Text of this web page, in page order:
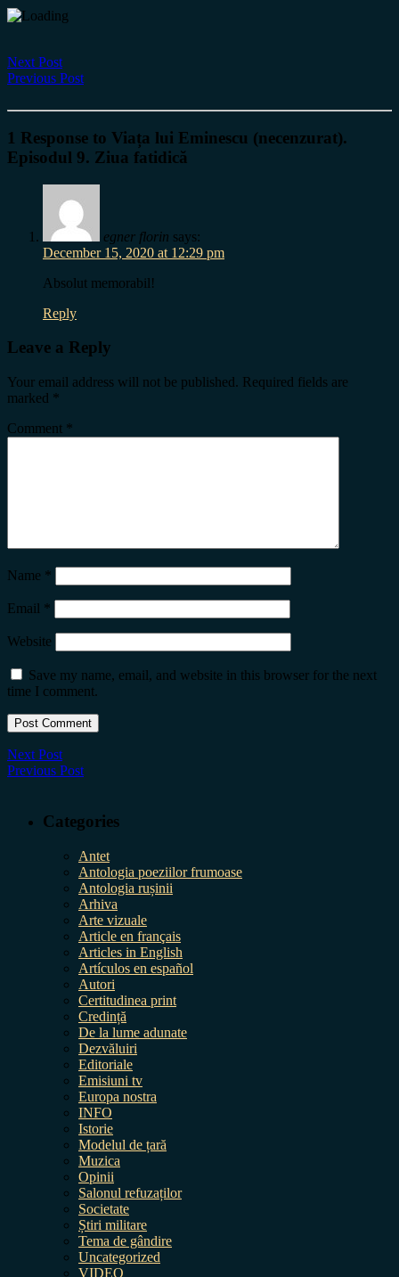
Next Post
Previous Post
1 Response to Viața lui Eminescu (necenzurat).
Episodul 9. Ziua fatidică
egner florin says:
December 15, 2020 at 12:29 pm
Absolut memorabil!
Reply
Leave a Reply
Your email address will not be published. Required fields are
marked *
Comment *
Name *
Email *
Website
Save my name, email, and website in this browser for the next
time I comment.
Next Post
Previous Post
Categories
Antet
Antologia poeziilor frumoase
Antologia rușinii
Arhiva
Arte vizuale
Article en français
Articles in English
Artículos en español
Autori
Certitudinea print
Credință
De la lume adunate
Dezvăluiri
Editoriale
Emisiuni tv
Europa nostra
INFO
Istorie
Modelul de țară
Muzica
Opinii
Salonul refuzaților
Societate
Știri militare
Tema de gândire
Uncategorized
VIDEO